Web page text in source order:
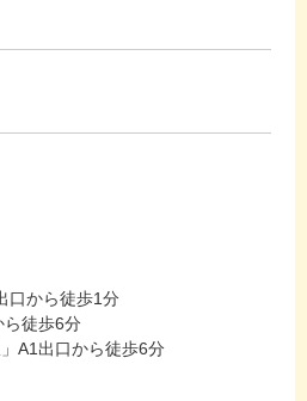
口から徒歩1分
ら徒歩6分
A1出口から徒歩6分